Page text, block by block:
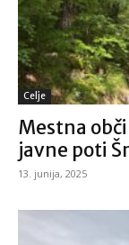
Celje
Mestna
javne poti
13. junija, 2025